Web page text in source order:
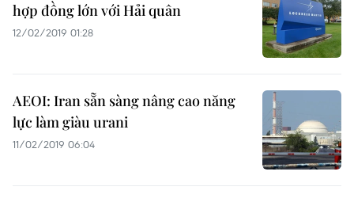
hợp đồng lớn với Hải quân
12/02/2019 01:28
AEOI: Iran sẵn sàng nâng cao năng
lực làm giàu urani
11/02/2019 06:04